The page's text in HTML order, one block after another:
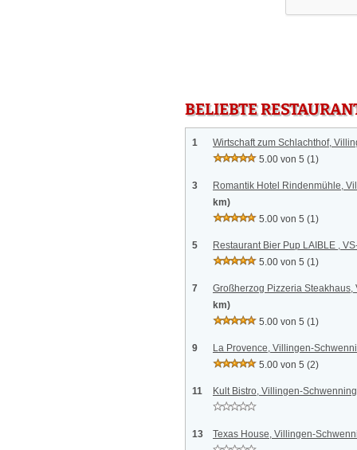
BELIEBTE
1
Wirtschaft zum Schlachthof,
5.00 von 5 (1)
3
Romantik Hotel Rindenmühle,
km)
5.00 von 5 (1)
5
Restaurant Bier Pup LAIBLE ,
5.00 von 5 (1)
7
Großherzog Pizzeria
km)
5.00 von 5 (1)
9
La Provence, Villingen-
5.00 von 5 (2)
11 Kult Bistro, Villingen-
13 Texas House, Villingen-